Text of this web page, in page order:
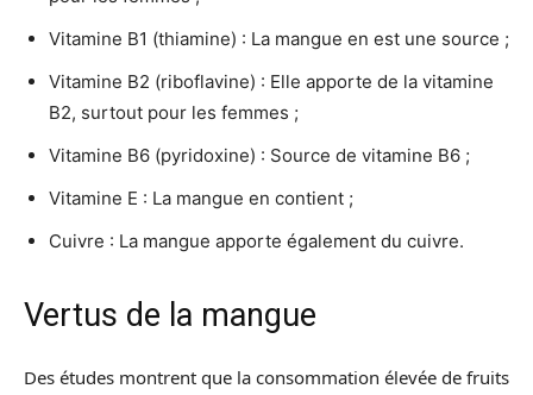
Vitamine B1 (thiamine) : La mangue en est une source ;
Vitamine B2 (riboflavine) : Elle apporte de la vitamine
B2, surtout pour les femmes ;
Vitamine B6 (pyridoxine) : Source de vitamine B6 ;
Vitamine E : La mangue en contient ;
Cuivre : La mangue apporte également du cuivre.
Vertus de la mangue
Des études montrent que la consommation élevée de fruits